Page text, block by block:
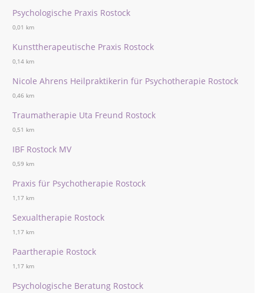
Psychologische Praxis Rostock
0,01 km
Kunsttherapeutische Praxis Rostock
0,14 km
Nicole Ahrens Heilpraktikerin für Psychotherapie Rostock
0,46 km
Traumatherapie Uta Freund Rostock
0,51 km
IBF Rostock MV
0,59 km
Praxis für Psychotherapie Rostock
1,17 km
Sexualtherapie Rostock
1,17 km
Paartherapie Rostock
1,17 km
Psychologische Beratung Rostock